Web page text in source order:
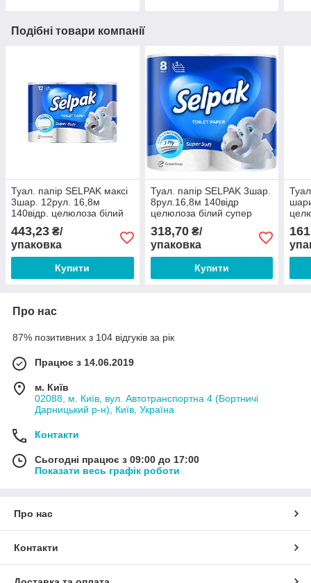
Подібні товари компанії
Туал. папір SELPAK максі
3шар. 12рул. 16,8м
140відр. целюлоза білий
443,23 ₴/
упаковка
Купити
Туал. папір SELPAK 3шар.
8рул.16,8м 140відр
целюлоза білий супер
318,70₴/
упаковка
Купити
Про нас
87% позитивних з 104 відгуків за рік
Працює з 14.06.2019
м. Київ
02088, м. Київ, вул. Автотранспортна 4 (Бортничі
Дарницький р-н), Київ, Україна
Контакти
Сьогодні працює з 09:00 до 17:00
Показати весь графік роботи
Про нас
Контакти